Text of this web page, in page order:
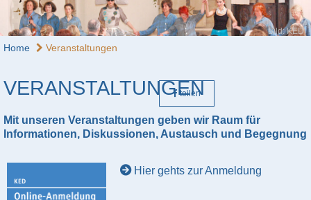
Bild: KED
Home Veranstaltungen
VERANSTALTUNGEN
teilen
Mit unseren Veranstaltungen geben wir Raum für
Informationen, Diskussionen, Austausch und Begegnung
Hier gehts zur Anmeldung